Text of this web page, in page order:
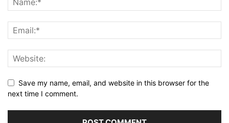
Save my name, email, and website in this browser for the
next time I comment.